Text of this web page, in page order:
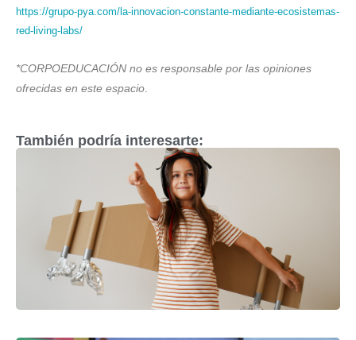
https://grupo-pya.com/la-innovacion-constante-mediante-ecosistemas-
red-living-labs/
*CORPOEDUCACIÓN no es responsable por las opiniones
ofrecidas en este espacio
También podría interesarte: